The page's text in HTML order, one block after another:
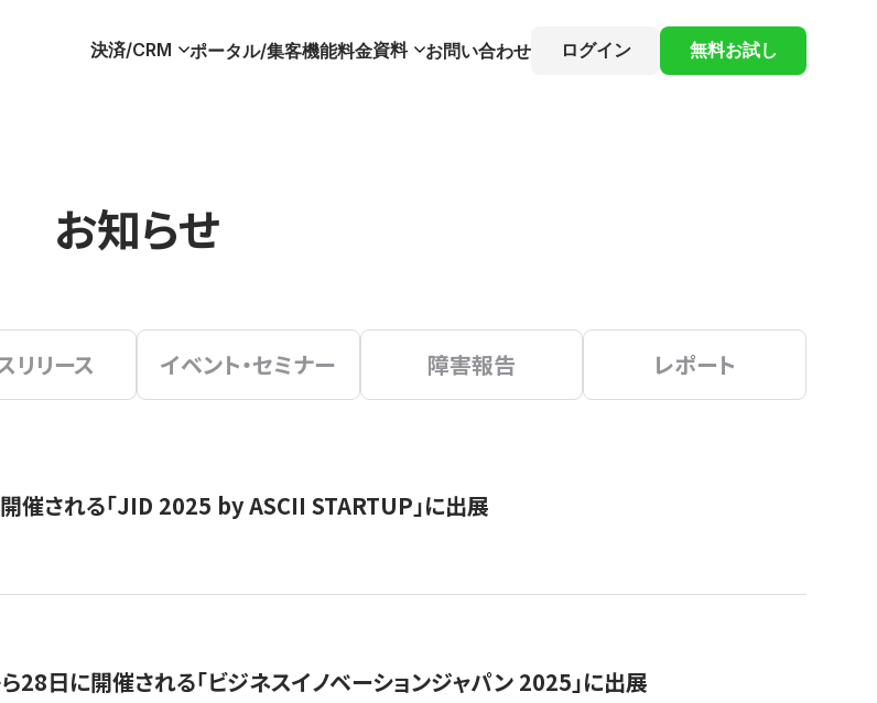
決済/CRM ポータル/集客機能料金資料 お問い合わせ ログイン 無料お試し
お知らせ
リリース イベント・セミナー 障害報告 レポート
催される「JID 2025 by ASCII STARTUP」に出展
28日に開催される「ビジネスイノベーションジャパン 2025」に出展